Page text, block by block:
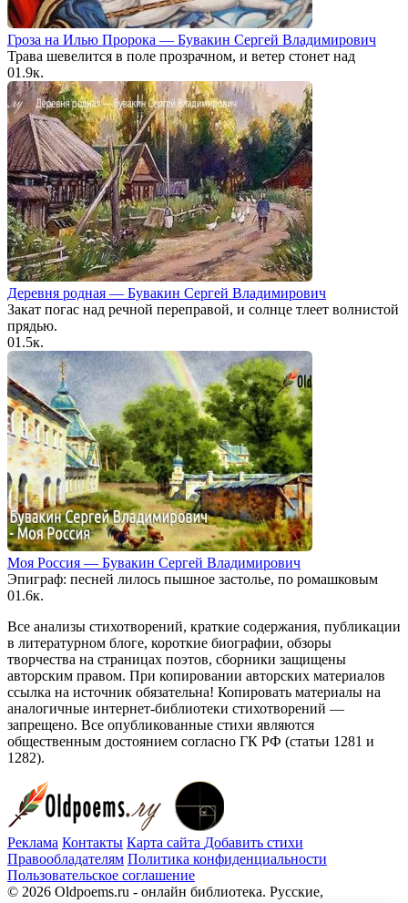
Гроза на Илью Пророка — Бувакин Сергей Владимирович
Трава шевелится в поле прозрачном, и ветер стонет над
01.9к.
Деревня родная — Бувакин Сергей Владимирович
Закат погас над речной переправой, и солнце тлеет волнистой
прядью.
01.5к.
Моя Россия — Бувакин Сергей Владимирович
Эпиграф: песней лилось пышное застолье, по ромашковым
01.6к.
Все анализы стихотворений, краткие содержания, публикации
в литературном блоге, короткие биографии, обзоры
творчества на страницах поэтов, сборники защищены
авторским правом. При копировании авторских материалов
ссылка на источник обязательна! Копировать материалы на
аналогичные интернет-библиотеки стихотворений —
запрещено. Все опубликованные стихи являются
общественным достоянием согласно ГК РФ (статьи 1281 и
1282).
Реклама Контакты Карта сайта Добавить стихи
Правообладателям Политика конфиденциальности
Пользовательское соглашение
© 2026 Oldpoems.ru - онлайн библиотека. Русские,